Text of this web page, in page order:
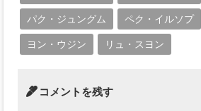
パク・ジュングム ペク・イルソプ
ヨン・ウジン リュ・スヨン
コメントを残す